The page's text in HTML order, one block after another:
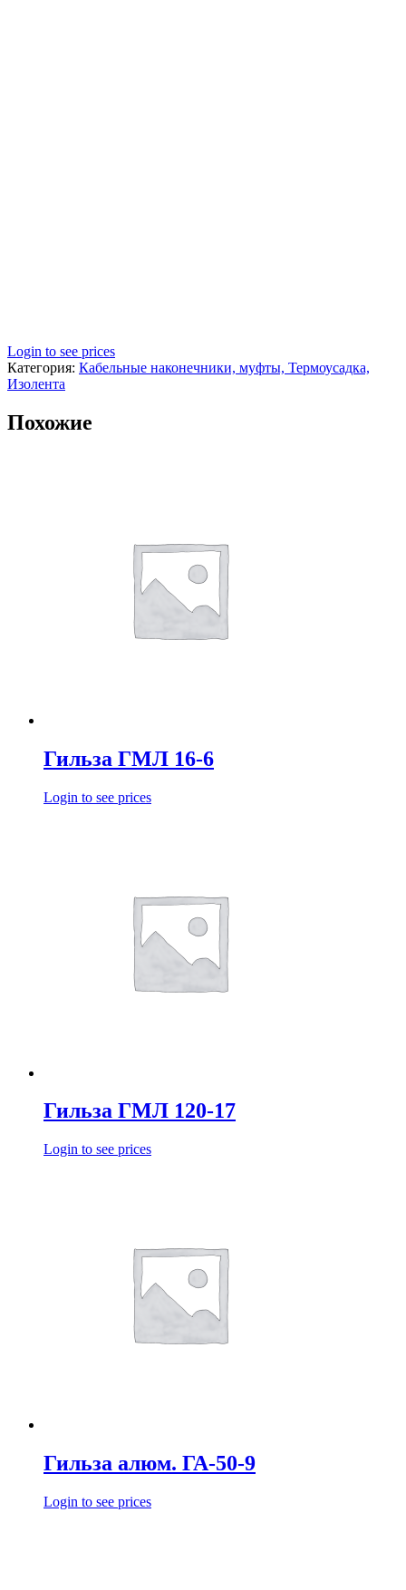
Login to see prices
Категория: Кабельные наконечники, муфты, Термоусадка,
Изолента
Похожие
Гильза ГМЛ 16-6
Login to see prices
Гильза ГМЛ 120-17
Login to see prices
Гильза алюм. ГА-50-9
Login to see prices